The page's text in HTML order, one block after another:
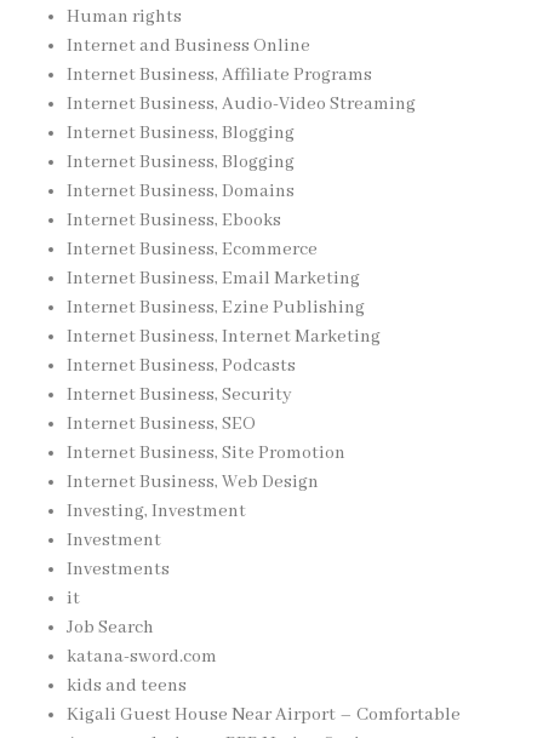
Human rights
Internet and Business Online
Internet Business, Affiliate Programs
Internet Business, Audio-Video Streaming
Internet Business, Blogging
Internet Business, Blogging
Internet Business, Domains
Internet Business, Ebooks
Internet Business, Ecommerce
Internet Business, Email Marketing
Internet Business, Ezine Publishing
Internet Business, Internet Marketing
Internet Business, Podcasts
Internet Business, Security
Internet Business, SEO
Internet Business, Site Promotion
Internet Business, Web Design
Investing, Investment
Investment
Investments
it
Job Search
katana-sword.com
kids and teens
Kigali Guest House Near Airport – Comfortable